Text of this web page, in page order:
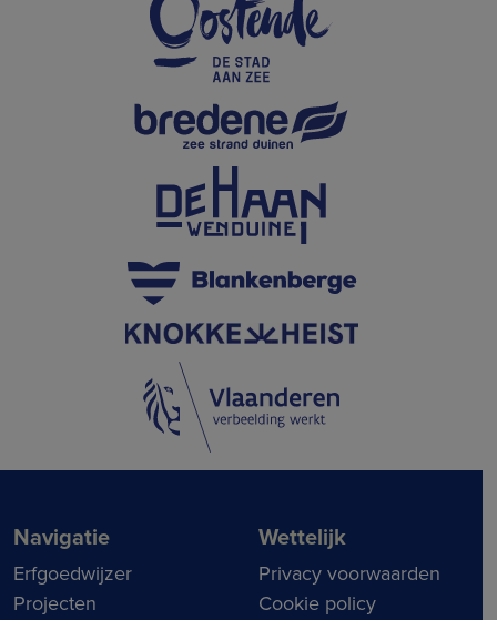
Navigatie
Erfgoedwijzer
Projecten
Wettelijk
Privacy voorwaarden
Cookie policy